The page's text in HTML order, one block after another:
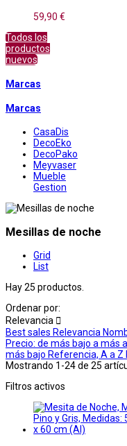
59,90 €
Todos los
productos
nuevos
Marcas
Marcas
CasaDis
DecoEko
DecoPako
Meyvaser
Mueble
Gestion
Mesillas de noche
Grid
List
Hay 25 productos.
Ordenar por:
Relevancia 
Best sales Relevancia
Precio: de más bajo a más
más bajo Referencia, A a Z
Mostrando 1-24 de 25
Filtros activos